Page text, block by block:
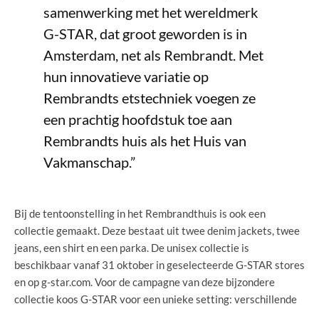
samenwerking met het wereldmerk
G-STAR, dat groot geworden is in
Amsterdam, net als Rembrandt. Met
hun innovatieve variatie op
Rembrandts etstechniek voegen ze
een prachtig hoofdstuk toe aan
Rembrandts huis als het Huis van
Vakmanschap.”
Bij de tentoonstelling in het Rembrandthuis is ook een
collectie gemaakt. Deze bestaat uit twee denim jackets, twee
jeans, een shirt en een parka. De unisex collectie is
beschikbaar vanaf 31 oktober in geselecteerde G-STAR stores
en op g-star.com. Voor de campagne van deze bijzondere
collectie koos G-STAR voor een unieke setting: verschillende